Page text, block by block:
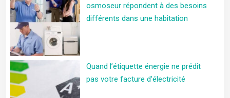
osmoseur répondent à des besoins
différents dans une habitation
Quand l’étiquette énergie ne prédit
pas votre facture d’électricité